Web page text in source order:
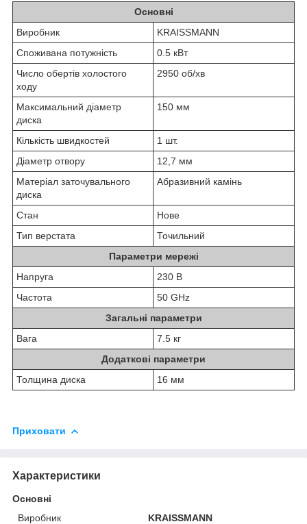
Основні
Виробник
KRAISSMANN
Споживана потужність
0.5 кВт
Число обертів холостого
ходу
2950 об/хв
Максимальний діаметр
диска
150 мм
Кількість швидкостей
1 шт.
Діаметр отвору
12,7 мм
Матеріал заточувального
диска
Абразивний камінь
Стан
Нове
Тип верстата
Точильний
Параметри мережі
Напруга
230 В
Частота
50 GHz
Загальні параметри
Вага
7.5 кг
Додаткові параметри
Толщина диска
16 мм
Приховати
Характеристики
Основні
Виробник
KRAISSMANN